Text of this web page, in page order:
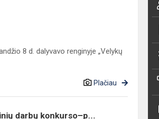
8 d. dalyvavo renginyje „Velykų
Plačiau
darbų konkurso–p...